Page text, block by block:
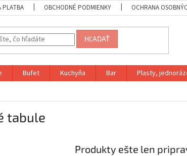
PLATBA OBCHODNÉ PODMIENKY OCHRANA
HĽADAŤ
Bufet Kuchyňa Bar Plasty,
tabule
Produkty ešte len